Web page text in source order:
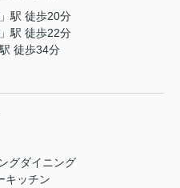
」駅 徒歩20分
」駅 徒歩22分
駅 徒歩34分
グダイニング
キッチン